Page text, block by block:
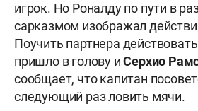
игрок. Но Роналду по пути в
сарказмом изображал
Поучить партнера
пришло в голову иСерхио
сообщает, что капитан
следующий раз ловить мячи.